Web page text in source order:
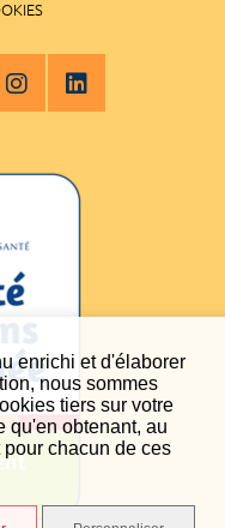
enrichi et d'élaborer
nous sommes
tiers sur votre
qu'en obtenant, au
chacun de ces